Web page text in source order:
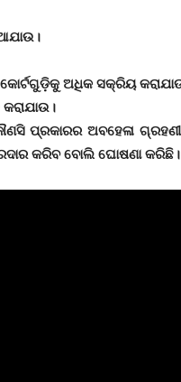
କୋର୍ଟଗୁଡ଼ିକୁ ଅଧିକ ସକ୍ରିୟ
ପ୍ରକାରର ଅବହେଳା
କରିବ ବୋଲି ଘୋଷଣା କରିଛି।